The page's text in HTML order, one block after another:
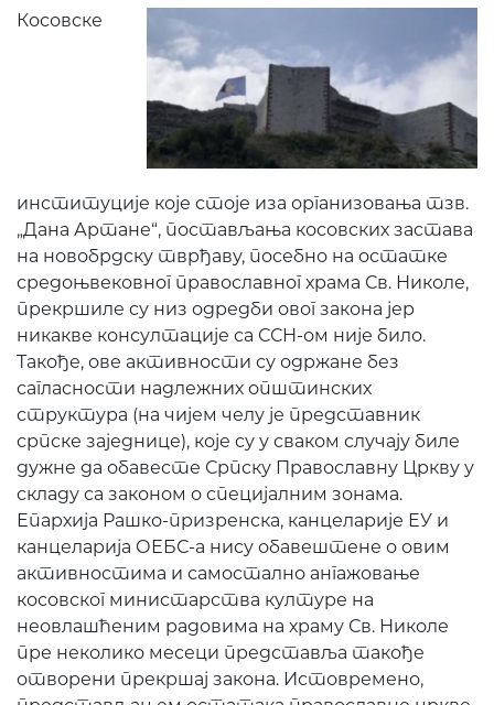
Косовске
институције које стоје иза организовања тзв.
„Дана Артане“, постављања косовских застава
на новобрдску тврђаву, посебно на остатке
средоњвековног православног храма Св. Николе,
прекршиле су низ одредби овог закона јер
никакве консултације са ССН-ом није било.
Такође, ове активности су одржане без
сагласности надлежних општинских
структура (на чијем челу је представник
српске заједнице), које су у сваком случају биле
дужне да обавесте Српску Православну Цркву у
складу са законом о специјалним зонама.
Епархија Рашко-призренска, канцеларије ЕУ и
канцеларија ОЕБС-а нису обавештене о овим
активностима и самостално ангажовање
косовског министарства културе на
неовлашћеним радовима на храму Св. Николе
пре неколико месеци представља такође
отворени прекршај закона. Истовремено,